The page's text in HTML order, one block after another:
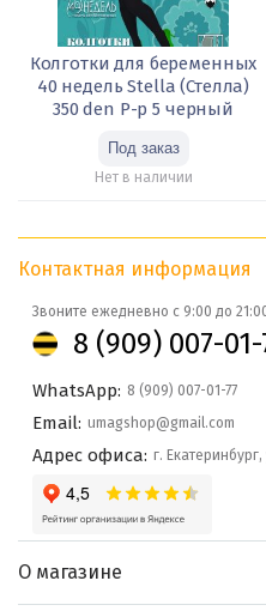
Колготки для беременных
40 недель Stella (Стелла)
350 den Р-р 5 черный
Нет в наличии
Контактная информация
Звоните ежедневно с 9:00 до
8 (909) 007-01-
WhatsApp: 8 (909) 007-01-77
Email: umagshop@gmail.com
Адрес офиса: г.
О магазине